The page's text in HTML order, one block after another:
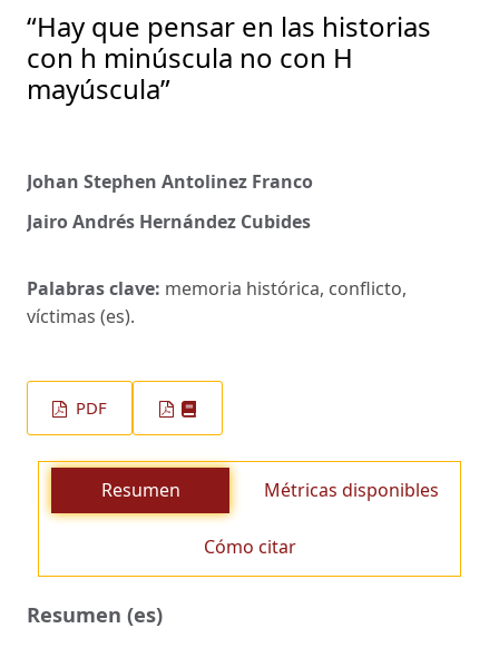
“Hay que pensar en las historias
con h minúscula no con H
mayúscula”
Johan Stephen Antolinez Franco
Jairo Andrés Hernández Cubides
Palabras clave: memoria histórica, conflicto,
víctimas (es).
PDF
Resumen Métricas disponibles
Cómo citar
Resumen (es)